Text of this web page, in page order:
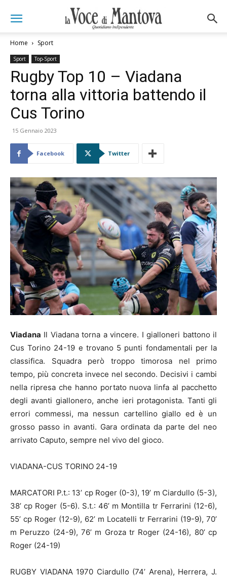
Home Sport
Sport Top-Sport
Rugby Top 10 – Viadana
torna alla vittoria battendo il
Cus Torino
15 Gennaio 2023
Facebook Twitter
Viadana Il Viadana torna a vincere. I gialloneri battono il
Cus Torino 24-19 e trovano 5 punti fondamentali per la
classifica. Squadra però troppo timorosa nel primo
tempo, più concreta invece nel secondo. Decisivi i cambi
nella ripresa che hanno portato nuova linfa al pacchetto
degli avanti giallonero, anche ieri protagonista. Tanti gli
errori commessi, ma nessun cartellino giallo ed è un
grosso passo in avanti. Gara ordinata da parte del neo
arrivato Caputo, sempre nel vivo del gioco.
VIADANA-CUS TORINO 24-19
MARCATORI P.t.: 13’ cp Roger (0-3), 19’ m Ciardullo (5-3),
38’ cp Roger (5-6). S.t.: 46’ m Montilla tr Ferrarini (12-6),
55’ cp Roger (12-9), 62’ m Locatelli tr Ferrarini (19-9), 70’
m Peruzzo (24-9), 76’ m Groza tr Roger (24-16), 80’ cp
Roger (24-19)
RUGBY VIADANA 1970 Ciardullo (74’ Arena), Herrera, J.